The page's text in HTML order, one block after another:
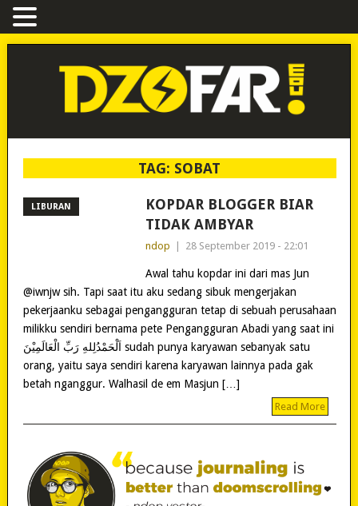
TAG: SOBAT
LIBURAN
KOPDAR BLOGGER BIAR
TIDAK AMBYAR
ndop 28 September 2019 - 22:01
Awal tahu kopdar ini dari mas Jun
@iwnjw sih. Tapi saat itu aku sedang sibuk mengerjakan
pekerjaanku sebagai pengangguran tetap di sebuah perusahaan
milikku sendiri bernama pete Pengangguran Abadi yang saat ini
orang, yaitu saya sendiri karena karyawan lainnya pada gak
betah nganggur. Walhasil de em Masjun […]
Read More